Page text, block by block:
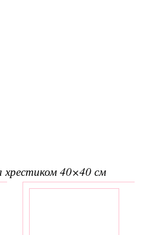
хрестиком 40×40 см